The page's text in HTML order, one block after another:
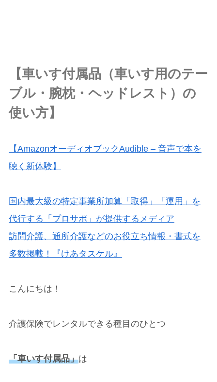
【車いす付属品（車いす用のテー
ブル・腕枕・ヘッドレスト）の
使い方】
【AmazonオーディオブックAudible – 音声で本を
聴く新体験】
国内最大級の特定事業所加算「取得」「運用」を
代行する「プロサポ」が提供するメディア
訪問介護、通所介護などのお役立ち情報・書式を
多数掲載！『けあタスケル』
こんにちは！
介護保険でレンタルできる種目のひとつ
「車いす付属品」は